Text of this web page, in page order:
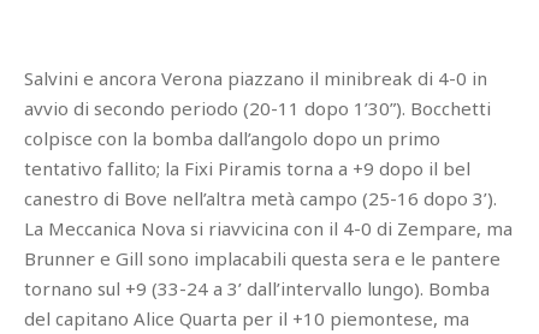
Salvini e ancora Verona piazzano il minibreak di 4-0 in
avvio di secondo periodo (20-11 dopo 1’30”). Bocchetti
colpisce con la bomba dall’angolo dopo un primo
tentativo fallito; la Fixi Piramis torna a +9 dopo il bel
canestro di Bove nell’altra metà campo (25-16 dopo 3’).
La Meccanica Nova si riavvicina con il 4-0 di Zempare, ma
Brunner e Gill sono implacabili questa sera e le pantere
tornano sul +9 (33-24 a 3’ dall’intervallo lungo). Bomba
del capitano Alice Quarta per il +10 piemontese, ma